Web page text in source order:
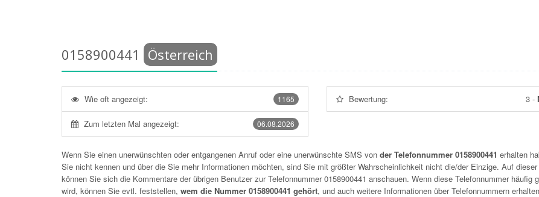
0158900441 Österreich
1165
Wie oft angezeigt:
06.08.2026
Zum letzten Mal angezeigt:
Bewertung: 3-
Wenn Sie einen unerwünschten oder entgangenen Anruf oder eine unerwünschte SMS von der Telefonnummer 0158900441 erhalten
Sie nicht kennen und über die Sie mehr Informationen möchten, sind Sie mit größter Wahrscheinlichkeit nicht die/der Einzige. Auf
können Sie sich die Kommentare der übrigen Benutzer zur Telefonnummer0158900441 anschauen. Wenn diese Telefonnummer häufig
wird, können Sie evtl. feststellen, wem die Nummer 0158900441 gehört, und auch weitere Informationen über Telefonnummern